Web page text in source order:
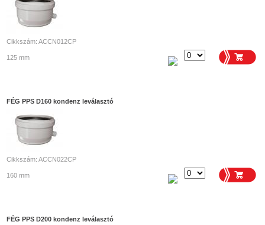
Cikkszám: ACCN012CP
125 mm
FÉG PPS D160 kondenz leválasztó
Cikkszám: ACCN022CP
160 mm
FÉG PPS D200 kondenz leválasztó